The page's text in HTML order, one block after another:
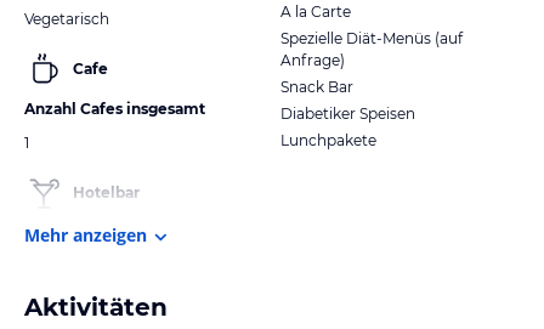
Vegetarisch
Cafe
Anzahl Cafes insgesamt
1
Hotelbar
A la Carte
Spezielle Diät-Menüs (auf
Anfrage)
Snack Bar
Diabetiker Speisen
Lunchpakete
Mehr anzeigen
Aktivitäten